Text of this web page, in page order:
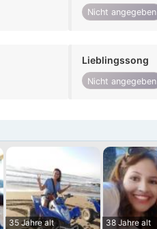
Nicht angegeben
Lieblingssong
Nicht angegeben
35 Jahre alt
38 Jahre alt